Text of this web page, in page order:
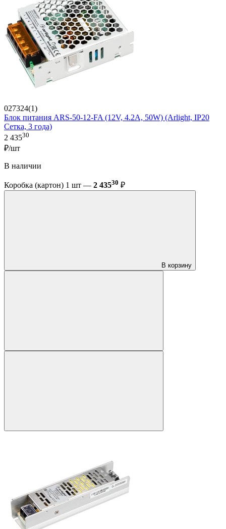
027324(1)
Блок питания ARS-50-12-FA (12V, 4.2A, 50W) (Arlight, IP20
Сетка, 3 года)
2 43530
₽/шт
В наличии
Коробка (картон) 1 шт — 2 43530 ₽
В корзину